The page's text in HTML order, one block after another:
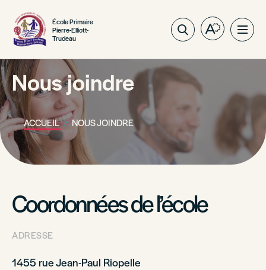
École Primaire
Pierre-Elliott-
Trudeau
Ouvrez
barre
Nous joindre
ACCUEIL NOUS JOINDRE
Coordonnées de l’école
ADRESSE
1455 rue Jean-Paul Riopelle